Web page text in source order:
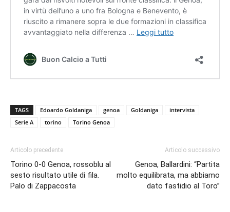
TAGS Edoardo Goldaniga genoa Goldaniga
intervista
Serie A
torino Torino Genoa
Articolo precedente
Torino 0-0 Genoa, rossoblu al
sesto risultato utile di fila.
Palo di Zappacosta
Articolo successivo
Genoa, Ballardini: “Partita
molto equilibrata, ma abbiamo
dato fastidio al Toro”